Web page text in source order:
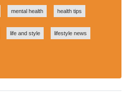
mental health health tips
life and style lifestyle news